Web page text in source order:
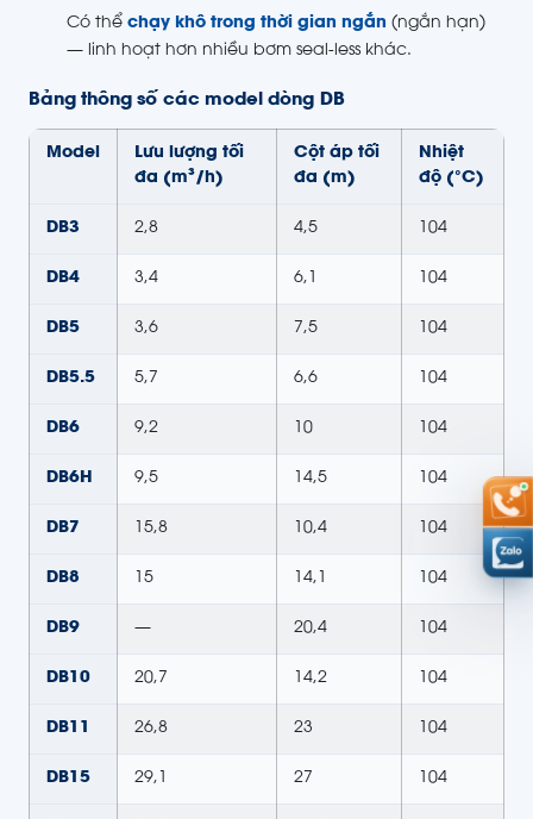
Có thể chạy khô trong thời gian ngắn (ngắn hạn)
— linh hoạt hơn nhiều bơm seal-less khác.
Bảng thông số các model dòng DB
Model
Lưu lượng tối
đa (m³/h)
Cột áp tối
đa (m)
Nhiệt
độ (°C)
DB3 2,8 4,5 104
DB4 3,4 6,1 104
DB5 3,6 7,5 104
DB5.5 5,7 6,6 104
DB6 9,2 10 104
DB6H 9,5 14,5 104
DB7 15,8 10,4 104
DB8 15 14,1 104
DB9 — 20,4 104
DB10 20,7 14,2 104
DB11 26,8 23 104
DB15 29,1 27 104